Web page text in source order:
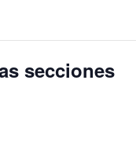
secciones